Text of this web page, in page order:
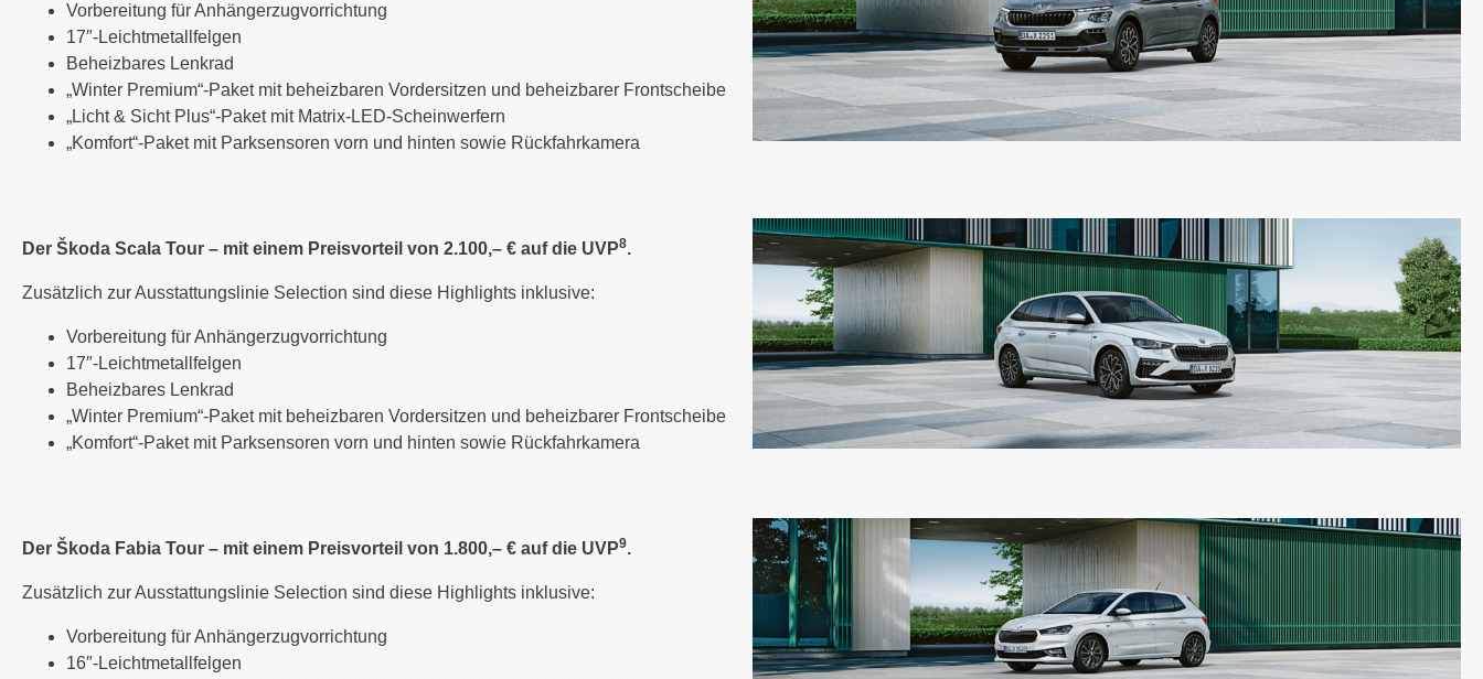
Vorbereitung für Anhängerzugvorrichtung
17″-Leichtmetallfelgen
Beheizbares Lenkrad
„Winter Premium“-Paket mit beheizbaren Vordersitzen und beheizbarer Frontscheibe
„Licht & Sicht Plus“-Paket mit Matrix-LED-Scheinwerfern
„Komfort“-Paket mit Parksensoren vorn und hinten sowie Rückfahrkamera
Der Škoda Scala Tour – mit einem Preisvorteil von 2.100,– € auf die UVP8.
Zusätzlich zur Ausstattungslinie Selection sind diese Highlights inklusive:
Vorbereitung für Anhängerzugvorrichtung
17″-Leichtmetallfelgen
Beheizbares Lenkrad
„Winter Premium“-Paket mit beheizbaren Vordersitzen und beheizbarer Frontscheibe
„Komfort“-Paket mit Parksensoren vorn und hinten sowie Rückfahrkamera
Der Škoda Fabia Tour – mit einem Preisvorteil von 1.800,– € auf die UVP9.
Zusätzlich zur Ausstattungslinie Selection sind diese Highlights inklusive:
Vorbereitung für Anhängerzugvorrichtung
16″-Leichtmetallfelgen